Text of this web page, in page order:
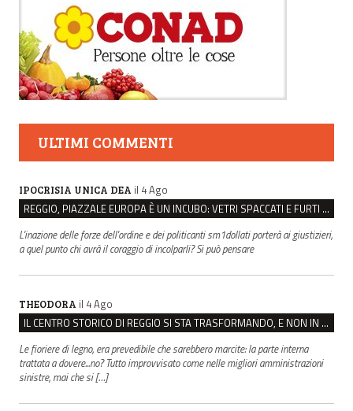
ULTIMI COMMENTI
IPOCRISIA UNICA DEA il 4 Ago
REGGIO, PIAZZALE EUROPA È UN INCUBO: VETRI SPACCATI E FURTI SULLE AUTO IN SOSTA
L'inazione delle forze dell'ordine e dei politicanti sm1dollati porterà ai giustizieri,
a quel punto chi avrà il coraggio di incolparli? Si può pensare
THEODORA il 4 Ago
IL CENTRO STORICO DI REGGIO SI STA TRASFORMANDO, E NON IN MEGLIO
Le fioriere di legno, era prevedibile che sarebbero marcite: la parte interna
trattata a dovere...no? Tutto improvvisato come nelle migliori amministrazioni
sinistre, mai che si […]